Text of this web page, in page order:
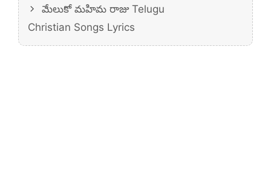
మేలుకో మహిమ రాజు Telugu
Christian Songs Lyrics